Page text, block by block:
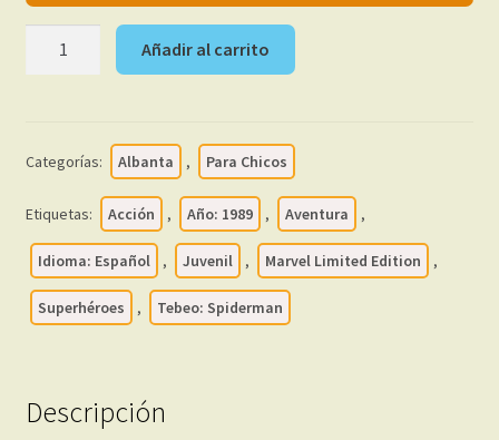
SPIDERMAN
comics
de
Lee
y
John
1989
–
Añadir al carrito
Categorías: Albanta , Para Chicos
Etiquetas: Acción , Año: 1989 , Aventura ,
Idioma: Español , Juvenil , Marvel Limited Edition ,
Superhéroes , Tebeo: Spiderman
Descripción